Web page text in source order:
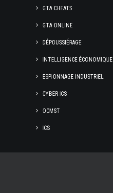
GTA CHEATS
GTA ONLINE
DÉPOUSSIÉRAGE
INTELLIGENCE ÉCONOMIQUE
ESPIONNAGE INDUSTRIEL
CYBER ICS
OCMST
ICS